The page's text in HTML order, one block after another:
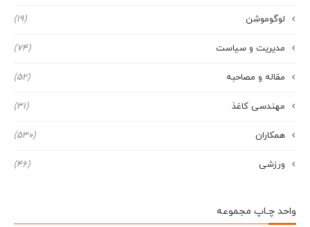
لوگوموشن (19)
مدیریت و سیاست (74)
مقاله و مصاحبه (52)
مهندسی کاغذ (31)
همکاران (530)
ورزشی (46)
واحد چـاپ مجموعه